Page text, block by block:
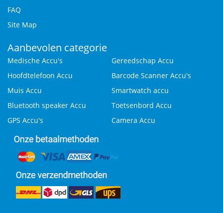
FAQ
Site Map
Aanbevolen categorie
Medische Accu's
Gereedschap Accu
Hoofdtelefoon Accu
Barcode Scanner Accu's
Muis Accu
Smartwatch accu
Bluetooth speaker Accu
Toetsenbord Accu
GPS Accu's
Camera Accu